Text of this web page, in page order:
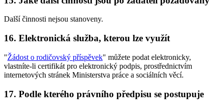
Další činnosti nejsou stanoveny.
16. Elektronická služba, kterou lze využít
"Žádost o rodičovský příspěvek" můžete podat elektronicky,
vlastníte-li certifikát pro elektronický podpis, prostřednictvím
internetových stránek Ministerstva práce a sociálních věcí.
17. Podle kterého právního předpisu se postupuje